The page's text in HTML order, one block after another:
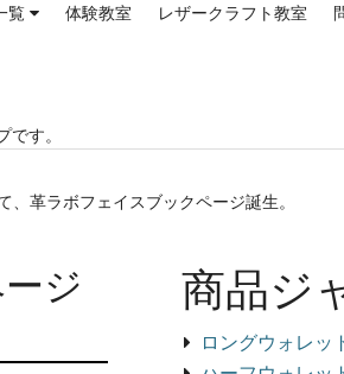
覧 体験教室 レザークラフト教室
す。
革ラボフェイスブックページ誕生。
ジ
商品ジ
ロングウォレッ